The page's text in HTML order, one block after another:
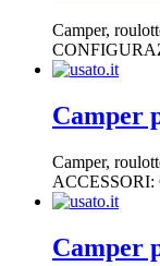
Camper,
Camper
Camper,
ACCESSORI:
Camper